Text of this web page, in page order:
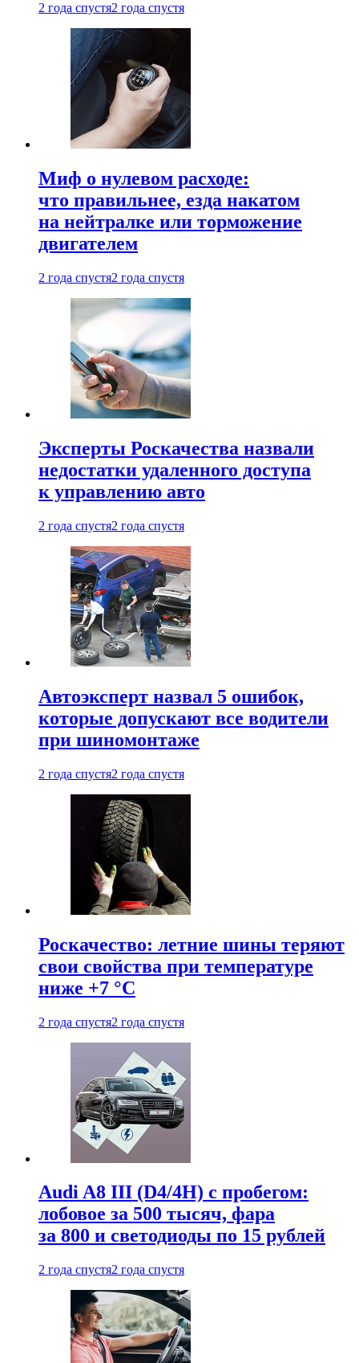
2 года спустя2 года спустя
Миф о нулевом расходе:
что правильнее, езда накатом
на нейтралке или торможение
двигателем
2 года спустя2 года спустя
Эксперты Роскачества назвали
недостатки удаленного доступа
к управлению авто
2 года спустя2 года спустя
Автоэксперт назвал 5 ошибок,
которые допускают все водители
при шиномонтаже
2 года спустя2 года спустя
Роскачество: летние шины теряют
свои свойства при температуре
ниже +7 °C
2 года спустя2 года спустя
Audi A8 III (D4/4H) c пробегом:
лобовое за 500 тысяч, фара
за 800 и светодиоды по 15 рублей
2 года спустя2 года спустя